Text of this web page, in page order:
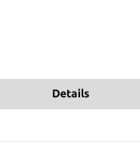
Details